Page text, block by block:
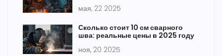
мая, 22 2025
Сколько стоит 10 см сварного
шва: реальные цены в 2025 году
ноя, 20 2025